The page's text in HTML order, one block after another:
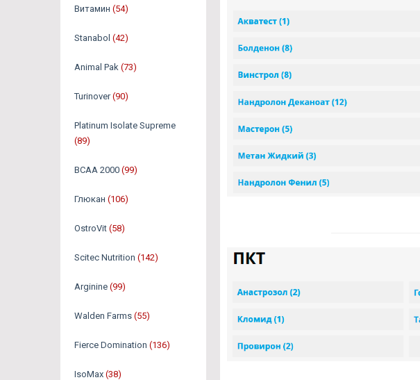
Витамин (54)
Stanabol (42)
Animal Pak (73)
Turinover (90)
Platinum Isolate Supreme
(89)
BCAA 2000 (99)
Глюкан (106)
OstroVit (58)
Scitec Nutrition (142)
Arginine (99)
Walden Farms (55)
Fierce Domination (136)
IsoMax (38)